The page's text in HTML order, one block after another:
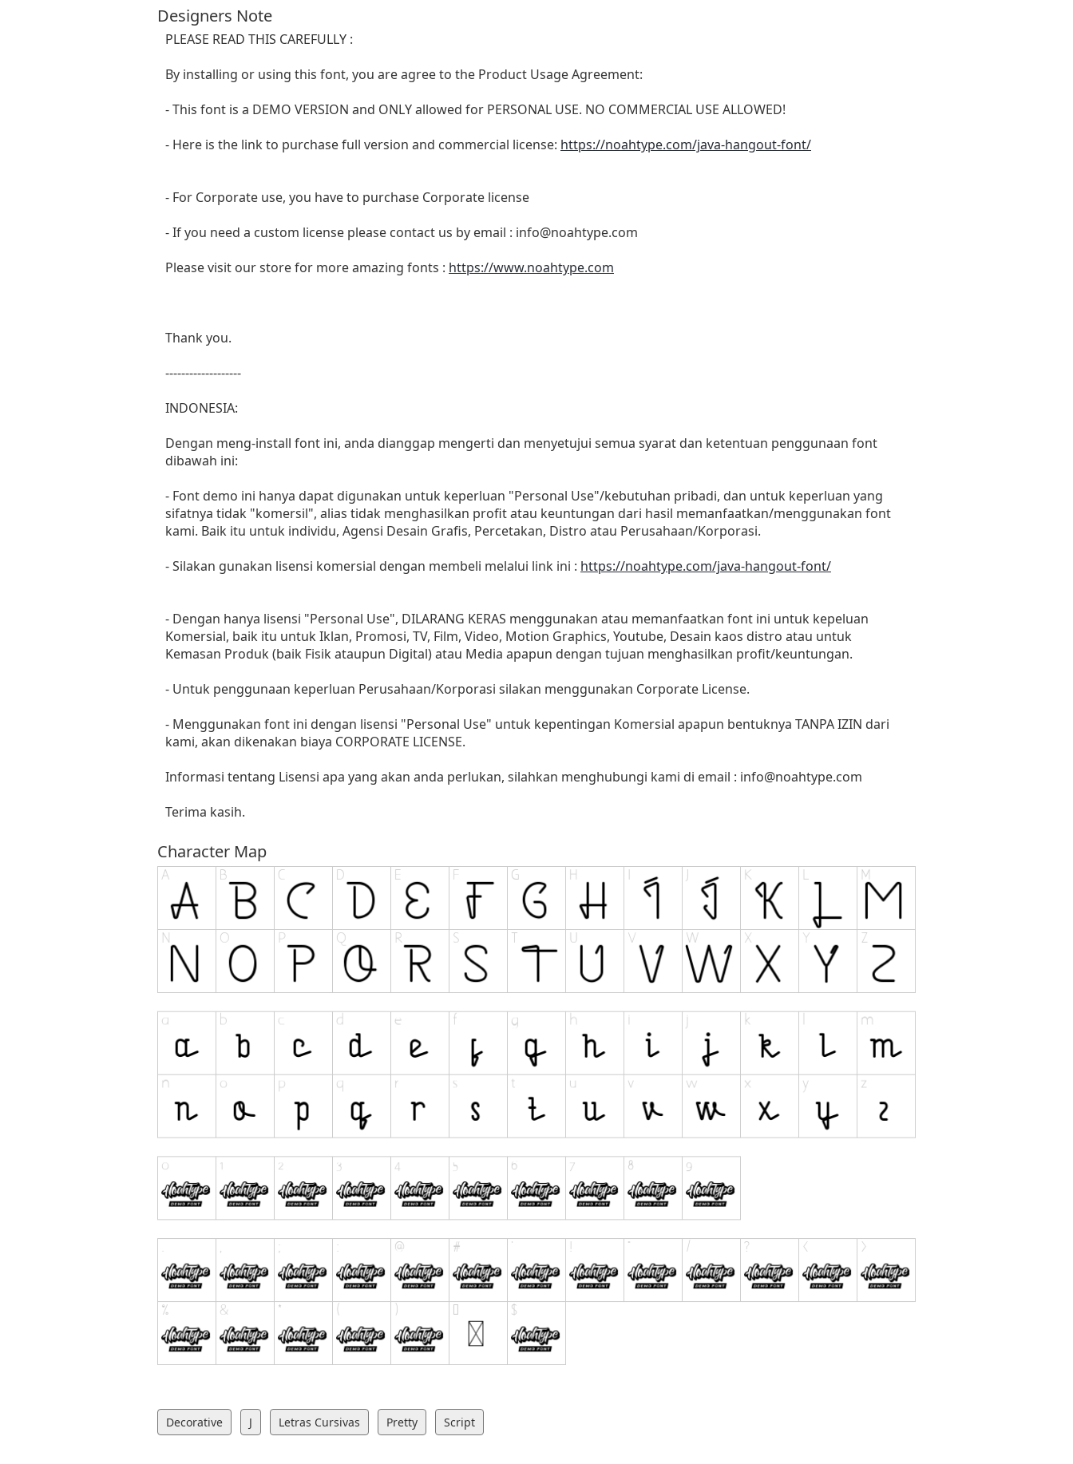
Designers Note
PLEASE READ THIS CAREFULLY :
By installing or using this font, you are agree to the Product Usage Agreement:
- This font is a DEMO VERSION and ONLY allowed for PERSONAL USE. NO COMMERCIAL USE ALLOWED!
- Here is the link to purchase full version and commercial license: https://noahtype.com/java-hangout-font/
- For Corporate use, you have to purchase Corporate license
- If you need a custom license please contact us by email : info@noahtype.com
Please visit our store for more amazing fonts : https://www.noahtype.com
Thank you.
-------------------
INDONESIA:
Dengan meng-install font ini, anda dianggap mengerti dan menyetujui semua syarat dan ketentuan penggunaan font
dibawah ini:
- Font demo ini hanya dapat digunakan untuk keperluan "Personal Use"/kebutuhan pribadi, dan untuk keperluan yang
sifatnya tidak "komersil", alias tidak menghasilkan profit atau keuntungan dari hasil memanfaatkan/menggunakan font
kami. Baik itu untuk individu, Agensi Desain Grafis, Percetakan, Distro atau Perusahaan/Korporasi.
- Silakan gunakan lisensi komersial dengan membeli melalui link ini : https://noahtype.com/java-hangout-font/
- Dengan hanya lisensi "Personal Use", DILARANG KERAS menggunakan atau memanfaatkan font ini untuk kepeluan
Komersial, baik itu untuk Iklan, Promosi, TV, Film, Video, Motion Graphics, Youtube, Desain kaos distro atau untuk
Kemasan Produk (baik Fisik ataupun Digital) atau Media apapun dengan tujuan menghasilkan profit/keuntungan.
- Untuk penggunaan keperluan Perusahaan/Korporasi silakan menggunakan Corporate License.
- Menggunakan font ini dengan lisensi "Personal Use" untuk kepentingan Komersial apapun bentuknya TANPA IZIN dari
kami, akan dikenakan biaya CORPORATE LICENSE.
Informasi tentang Lisensi apa yang akan anda perlukan, silahkan menghubungi kami di email : info@noahtype.com
Terima kasih.
Character Map
Decorative J Letras Cursivas Pretty Script